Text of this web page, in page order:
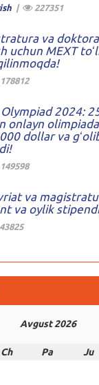
| 227351
va
uchun MEXT
2024:
onlayn
dollar va
va
va oylik
Avgust 2026
Ch Pa Ju